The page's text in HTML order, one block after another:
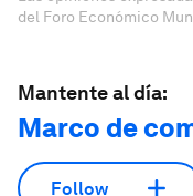
del Foro Económico
Mantente al día:
Marco de
Follow